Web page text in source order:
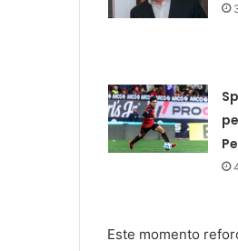
Este momento